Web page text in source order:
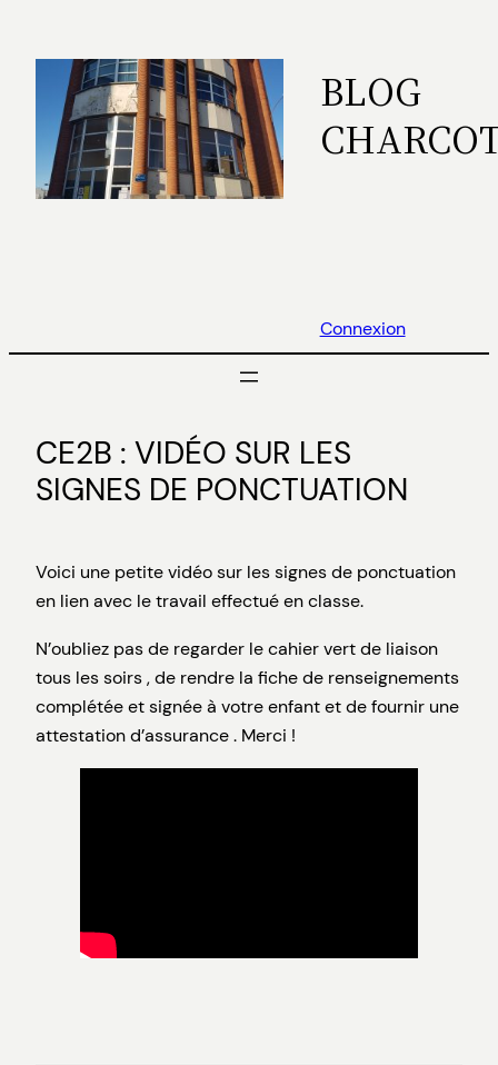
contenu
BLOG
Connexion
CE2B : VIDÉO SUR LES
SIGNES DE PONCTUATION
Voici une petite vidéo sur les signes de ponctuation
en lien avec le travail effectué en classe.
N’oubliez pas de regarder le cahier vert de liaison
tous les soirs , de rendre la fiche de renseignements
complétée et signée à votre enfant et de fournir une
attestation d’assurance . Merci !